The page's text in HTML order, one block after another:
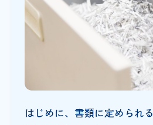
はじめに、書類に定められ